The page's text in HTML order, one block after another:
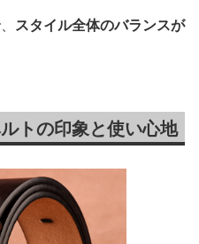
スタイル全体のバランスが
トの印象と使い心地